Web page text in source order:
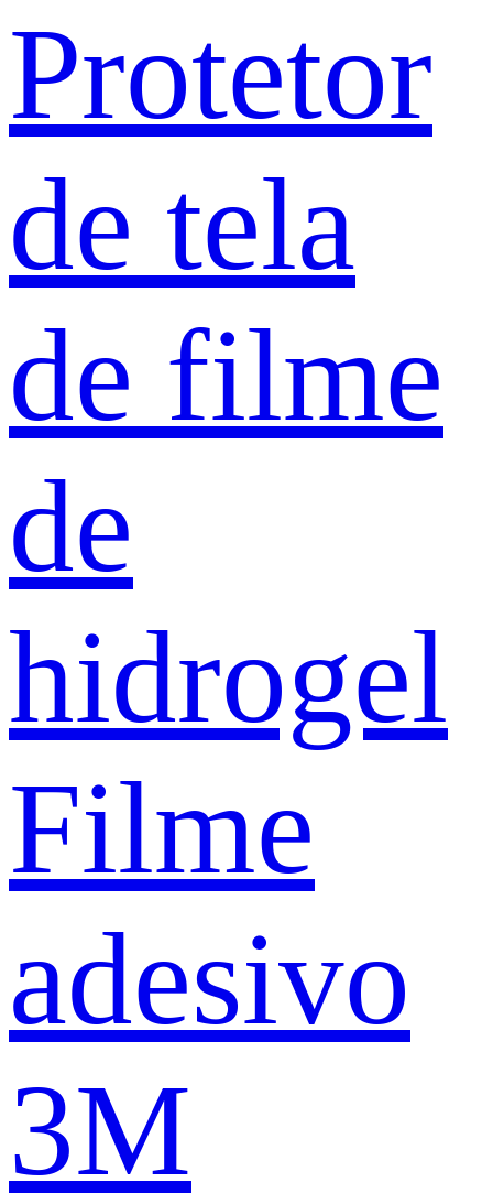
Protetor
de tela
de filme
de
hidrogel
Filme
adesivo
3M